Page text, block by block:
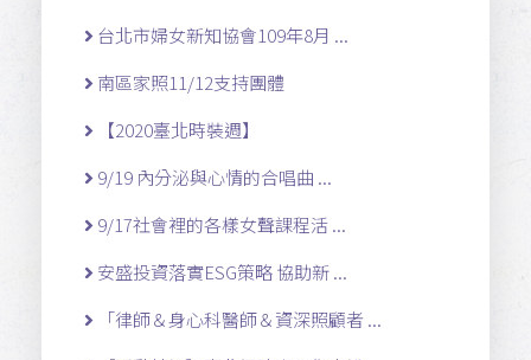
台北市婦女新知協會109年8月 ...
南區家照11/12支持團體
【2020臺北時裝週】
9/19 內分泌與心情的合唱曲 ...
9/17社會裡的各樣女聲課程活 ...
安盛投資落實ESG策略 協助新 ...
「律師＆身心科醫師＆資深照顧者 ...